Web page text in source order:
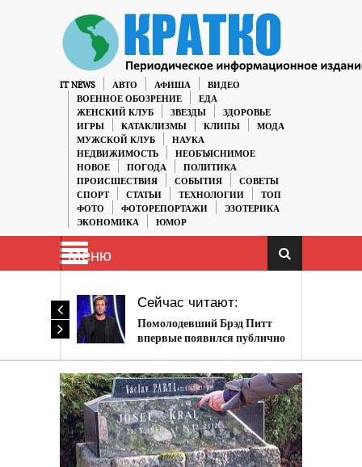
IT NEWS АВТО АФИША
ВИДЕО
ВОЕННОЕ ОБОЗРЕНИЕ
ЕДА
ЖЕНСКИЙ КЛУБ
ЗВЕЗДЫ
ЗДОРОВЬЕ
ИГРЫ
КАТАКЛИЗМЫ КЛИПЫ
МОДА
МУЖСКОЙ КЛУБ
НАУКА
НЕДВИЖИМОСТЬ
НЕОБЪЯСНИМОЕ
НОВОЕ
ПОГОДА
ПОЛИТИКА
ПРОИСШЕСТВИЯ
СОБЫТИЯ
СОВЕТЫ
СПОРТ
СТАТЬИ ТЕХНОЛОГИИ
ТОП
ФОТО
ФОТОРЕПОРТАЖИ
ЭЗОТЕРИКА
ЭКОНОМИКА
ЮМОР
Меню
Сейчас читают:
Помолодевший Брэд Питт
впервые появился публично